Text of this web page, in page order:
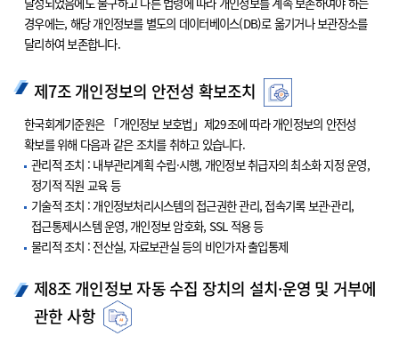
달성되었음에도 불구하고 다른 법령에 따라 개인정보를 계속 보존하여야 하는
경우에는, 해당 개인정보를 별도의 데이터베이스(DB)로 옮기거나 보관장소를
달리하여 보존합니다.
제7조 개인정보의 안전성 확보조치
한국회계기준원은 「개인정보 보호법」제29조에 따라 개인정보의 안전성
확보를 위해 다음과 같은 조치를 취하고 있습니다.
관리적 조치 : 내부관리계획 수립·시행, 개인정보 취급자의 최소화 지정 운영,
정기적 직원 교육 등
기술적 조치 : 개인정보처리시스템의 접근권한 관리, 접속기록 보관·관리,
접근통제시스템 운영, 개인정보 암호화, SSL 적용 등
물리적 조치 : 전산실, 자료보관실 등의 비인가자 출입통제
제8조 개인정보 자동 수집 장치의 설치·운영 및 거부에
관한 사항